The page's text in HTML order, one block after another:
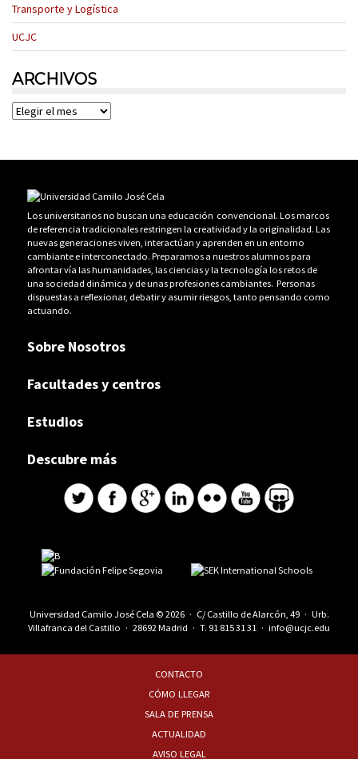
Transporte y Logística
UCJC
ARCHIVOS
Archivos
Los universitarios no buscan una educación convencional. Los marcos
de referencia tradicionales restringen la creatividad y la originalidad. Las
nuevas generaciones viven, interactúan y aprenden en un entorno
cambiante e interconectado. Preparamos a nuestros alumnos para
afrontar vía las humanidades, las ciencias y la tecnología los retos de
una sociedad dinámica y de unas profesiones cambiantes. Personas
dispuestas a reflexionar, debatir y asumir riesgos, tanto pensando como
actuando.
Sobre Nosotros
Facultades y centros
Estudios
Descubre más
Universidad Camilo José Cela © 2026 · C/ Castillo de Alarcón, 49 · Urb.
Villafranca del Castillo · 28692 Madrid · T. 91 815 31 31 · info@ucjc.edu
CONTACTO
CÓMO LLEGAR
SALA DE PRENSA
ACTUALIDAD
AVISO LEGAL